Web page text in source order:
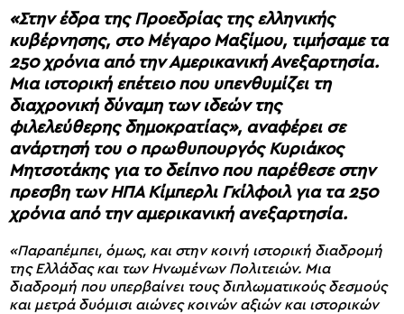
«Στην έδρα της Προεδρίας της ελληνικής
κυβέρνησης, στο Μέγαρο Μαξίμου, τιμήσαμε τα
250 χρόνια από την Αμερικανική Ανεξαρτησία.
Μια ιστορική επέτειο που υπενθυμίζει τη
διαχρονική δύναμη των ιδεών της
φιλελεύθερης δημοκρατίας», αναφέρει σε
ανάρτησή του ο πρωθυπουργός Κυριάκος
Μητσοτάκης για το δείπνο που παρέθεσε στην
πρεσβη των ΗΠΑ Κίμπερλι Γκίλφοιλ για τα 250
χρόνια από την αμερικανική ανεξαρτησία.
«Παραπέμπει, όμως, και στην κοινή ιστορική διαδρομή
της Ελλάδας και των Ηνωμένων Πολιτειών. Μια
διαδρομή που υπερβαίνει τους διπλωματικούς δεσμούς
και μετρά δυόμισι αιώνες κοινών αξιών και ιστορικών